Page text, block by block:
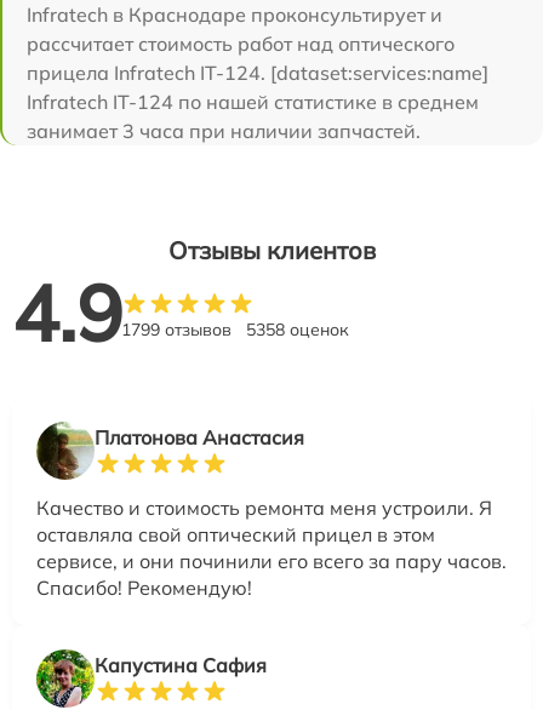
Infratech в Краснодаре проконсультирует и
рассчитает стоимость работ над оптического
прицела Infratech IT-124. [dataset:services:name]
Infratech IT-124 по нашей статистике в среднем
занимает 3 часа при наличии запчастей.
Отзывы клиентов
4.91799 отзывов 5358 оценок
Платонова Анастасия
Качество и стоимость ремонта меня устроили. Я
оставляла свой оптический прицел в этом
сервисе, и они починили его всего за пару часов.
Спасибо! Рекомендую!
Капустина Сафия